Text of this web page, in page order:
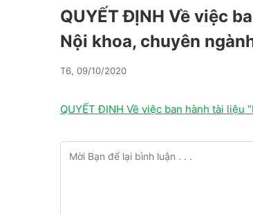
QUYẾT ĐỊNH Về việc
Nội khoa, chuyên
T6, 09/10/2020
QUYẾT ĐỊNH Về việc ban hành tài liệu